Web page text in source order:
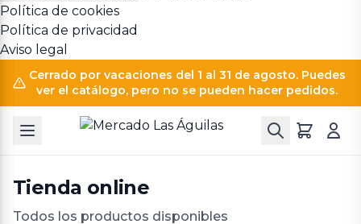
Política de cookies
Política de privacidad
Aviso legal
Cerrado por vacaciones del 1 al 31 de agosto. Puedes
ver el catálogo, pero no se pueden hacer pedidos.
Tienda online
Todos los productos disponibles